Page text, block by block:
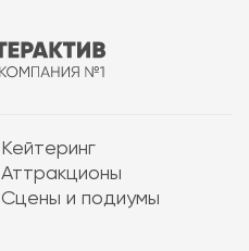
Кейтеринг
Аттракционы
Сцены и подиумы